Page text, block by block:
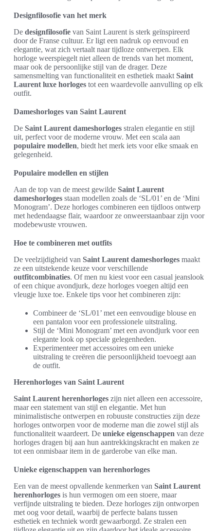
Designfilosofie van het merk
De designfilosofie van Saint Laurent is sterk geïnspireerd
door de Franse cultuur. Er ligt een nadruk op eenvoud en
elegantie, wat zich vertaalt naar tijdloze ontwerpen. Elk
horloge weerspiegelt niet alleen de trends van het moment,
maar ook de persoonlijke stijl van de drager. Deze
samensmelting van functionaliteit en esthetiek maakt Saint
Laurent luxe horloges tot een waardevolle aanvulling op elk
outfit.
Dameshorloges van Saint Laurent
De Saint Laurent dameshorloges stralen elegantie en stijl
uit, perfect voor de moderne vrouw. Met een scala aan
populaire modellen, biedt het merk iets voor elke smaak en
gelegenheid.
Populaire modellen en stijlen
Aan de top van de meest gewilde Saint Laurent
dameshorloges staan modellen zoals de ‘SL/01’ en de ‘Mini
Monogram’. Deze horloges combineren een tijdloos ontwerp
met hedendaagse flair, waardoor ze onweerstaanbaar zijn voor
modebewuste vrouwen.
Hoe te combineren met outfits
De veelzijdigheid van Saint Laurent dameshorloges maakt
ze een uitstekende keuze voor verschillende
outfitcombinaties. Of men nu kiest voor een casual jeanslook
of een chique avondjurk, deze horloges voegen altijd een
vleugje luxe toe. Enkele tips voor het combineren zijn:
Combineer de ‘SL/01’ met een eenvoudige blouse en
een pantalon voor een professionele uitstraling.
Stijl de ‘Mini Monogram’ met een avondjurk voor een
elegante look op speciale gelegenheden.
Experimenteer met accessoires om een unieke
uitstraling te creëren die persoonlijkheid toevoegt aan
de outfit.
Herenhorloges van Saint Laurent
Saint Laurent herenhorloges zijn niet alleen een accessoire,
maar een statement van stijl en elegantie. Met hun
minimalistische ontwerpen en robuuste constructies zijn deze
horloges ontworpen voor de moderne man die zowel stijl als
functionaliteit waardeert. De unieke eigenschappen van deze
horloges dragen bij aan hun aantrekkingskracht en maken ze
tot een onmisbaar item in de garderobe van elke man.
Unieke eigenschappen van herenhorloges
Een van de meest opvallende kenmerken van Saint Laurent
herenhorloges is hun vermogen om een stoere, maar
verfijnde uitstraling te bieden. Deze horloges zijn ontworpen
met oog voor detail, waarbij de perfecte balans tussen
esthetiek en techniek wordt gewaarborgd. Ze stralen een